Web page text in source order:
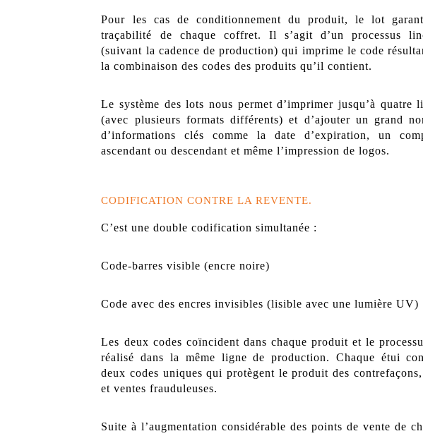
Pour les cas de conditionnement du produit, le lot
traçabilité de chaque coffret. Il s’agit d’un processus
(suivant la cadence de production) qui imprime le code
la combinaison des codes des produits qu’il contient.
Le système des lots nous permet d’imprimer jusqu’à quatre
(avec plusieurs formats différents) et d’ajouter un grand
d’informations clés comme la date d’expiration, un
ascendant ou descendant et même l’impression de logos.
CODIFICATION CONTRE LA REVENTE.
C’est une double codification simultanée :
Code-barres visible (encre noire)
Code avec des encres invisibles (lisible avec une lumière UV)
Les deux codes coïncident dans chaque produit et le
réalisé dans la même ligne de production. Chaque étui
deux codes uniques qui protègent le produit des
et ventes frauduleuses.
Suite à l’augmentation considérable des points de vente de